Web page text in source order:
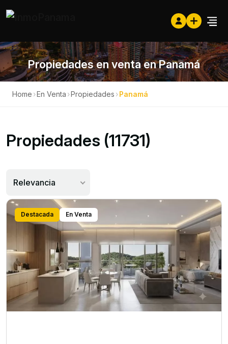
Propiedades en venta en Panamá
Home ›En Venta ›Propiedades ›Panamá
Propiedades (11731)
Relevancia
Destacada En Venta